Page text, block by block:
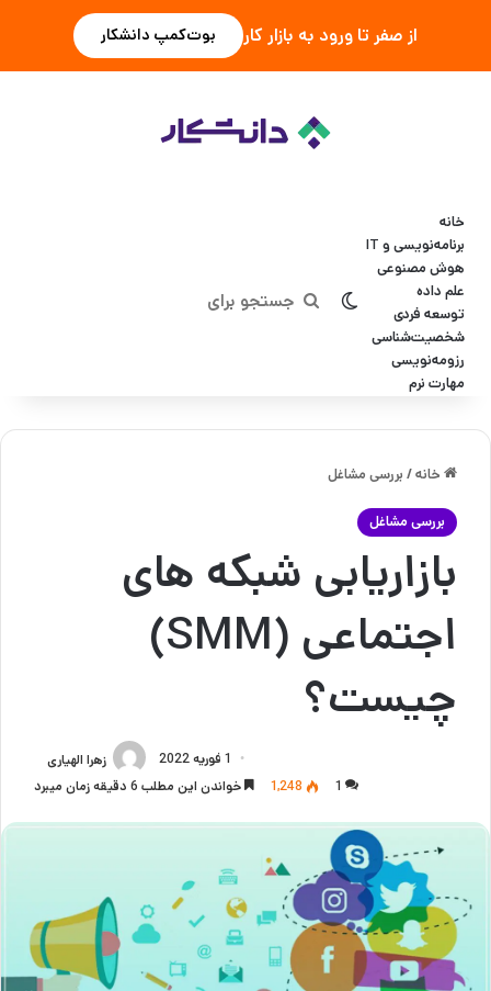
از صفر تا ورود به بازار کار بوت‌کمپ دانشکار
خانه
برنامه‌نویسی و IT
هوش مصنوعی
علم داده
توسعه فردی
شخصیت‌شناسی
رزومه‌نویسی
مهارت نرم
تغییر پوسته
جستجو
خانه/ بررسی مشاغل
بررسی مشاغل
بازاریابی شبکه‌ های
اجتماعی (SMM)
چیست؟
زهرا الهیاری
1 فوریه 2022
1
1,248 خواندن این مطلب 6 دقیقه زمان میبرد